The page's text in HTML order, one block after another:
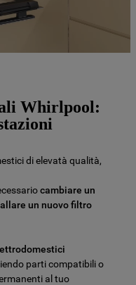
Whirlpool:
di elevatà qualità,
cambiare un
un nuovo filtro
parti compatibili o
al tuo